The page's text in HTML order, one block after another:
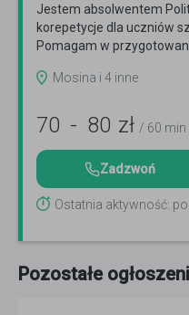
Jestem absolwentem
korepetycje dla uczniów
Pomagam w
Mosina i 4 inne
70 - 80 zł / 60 min
Zadzwoń
Ostatnia aktywność:
Pozostałe